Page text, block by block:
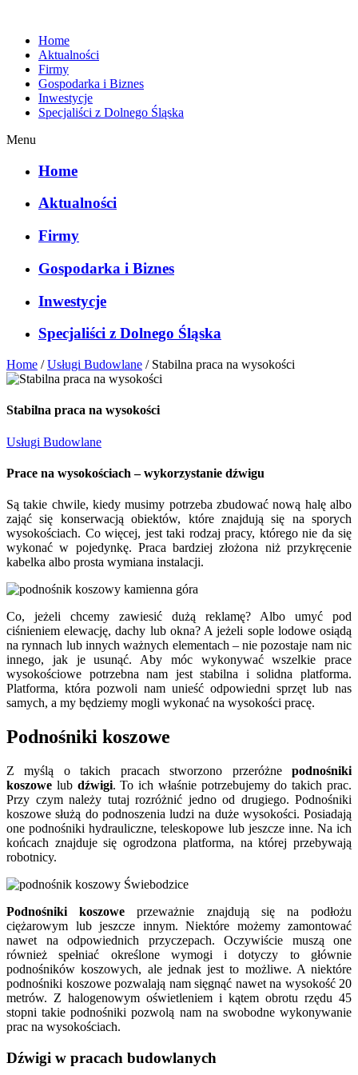
Home
Aktualności
Firmy
Gospodarka i Biznes
Inwestycje
Specjaliści z Dolnego Śląska
Menu
Home
Aktualności
Firmy
Gospodarka i Biznes
Inwestycje
Specjaliści z Dolnego Śląska
Home /Usługi Budowlane / Stabilna praca na wysokości
Stabilna praca na wysokości
Usługi Budowlane
Prace na wysokościach – wykorzystanie dźwigu
Są takie chwile, kiedy musimy potrzeba zbudować nową halę albo
zająć się konserwacją obiektów, które znajdują się na sporych
wysokościach. Co więcej, jest taki rodzaj pracy, którego nie da się
wykonać w pojedynkę. Praca bardziej złożona niż przykręcenie
kabelka albo prosta wymiana instalacji.
Co, jeżeli chcemy zawiesić dużą reklamę? Albo umyć pod
ciśnieniem elewację, dachy lub okna? A jeżeli sople lodowe osiądą
na rynnach lub innych ważnych elementach – nie pozostaje nam nic
innego, jak je usunąć. Aby móc wykonywać wszelkie prace
wysokościowe potrzebna nam jest stabilna i solidna platforma.
Platforma, która pozwoli nam unieść odpowiedni sprzęt lub nas
samych, a my będziemy mogli wykonać na wysokości pracę.
Podnośniki koszowe
Z myślą o takich pracach stworzono przeróżne podnośniki
koszowe lub dźwigi. To ich właśnie potrzebujemy do takich prac.
Przy czym należy tutaj rozróżnić jedno od drugiego. Podnośniki
koszowe służą do podnoszenia ludzi na duże wysokości. Posiadają
one podnośniki hydrauliczne, teleskopowe lub jeszcze inne. Na ich
końcach znajduje się ogrodzona platforma, na której przebywają
robotnicy.
Podnośniki koszowe przeważnie znajdują się na podłożu
ciężarowym lub jeszcze innym. Niektóre możemy zamontować
nawet na odpowiednich przyczepach. Oczywiście muszą one
również spełniać określone wymogi i dotyczy to głównie
podnośników koszowych, ale jednak jest to możliwe. A niektóre
podnośniki koszowe pozwalają nam sięgnąć nawet na wysokość 20
metrów. Z halogenowym oświetleniem i kątem obrotu rzędu 45
stopni takie podnośniki pozwolą nam na swobodne wykonywanie
prac na wysokościach.
Dźwigi w pracach budowlanych